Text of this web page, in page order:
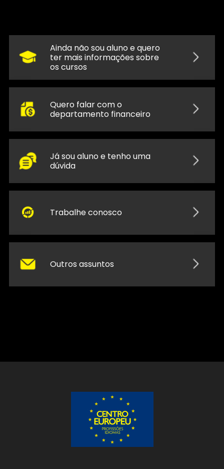
Ainda não sou aluno e quero
ter mais informações sobre
os cursos
Quero falar com o
departamento financeiro
Já sou aluno e tenho uma
dúvida
Trabalhe conosco
Outros assuntos